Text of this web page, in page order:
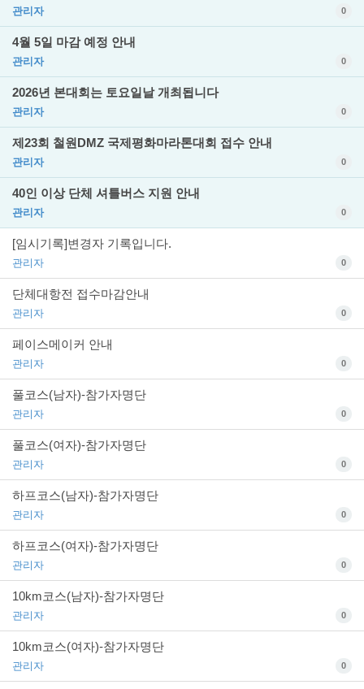
관리자 0
4월 5일 마감 예정 안내
관리자 0
2026년 본대회는 토요일날 개최됩니다
관리자 0
제23회 철원DMZ 국제평화마라톤대회 접수 안내
관리자 0
40인 이상 단체 셔틀버스 지원 안내
관리자 0
[임시기록]변경자 기록입니다.
관리자 0
단체대항전 접수마감안내
관리자 0
페이스메이커 안내
관리자 0
풀코스(남자)-참가자명단
관리자 0
풀코스(여자)-참가자명단
관리자 0
하프코스(남자)-참가자명단
관리자 0
하프코스(여자)-참가자명단
관리자 0
10km코스(남자)-참가자명단
관리자 0
10km코스(여자)-참가자명단
관리자 0